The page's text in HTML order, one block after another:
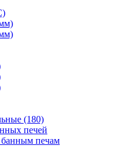
(180)
печей
печам